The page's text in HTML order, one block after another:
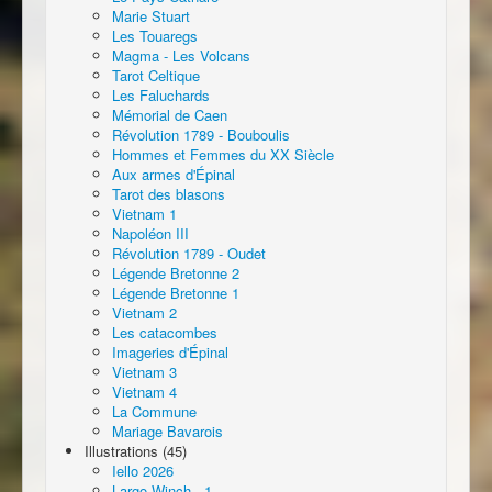
Marie Stuart
Les Touaregs
Magma - Les Volcans
Tarot Celtique
Les Faluchards
Mémorial de Caen
Révolution 1789 - Bouboulis
Hommes et Femmes du XX Siècle
Aux armes d'Épinal
Tarot des blasons
Vietnam 1
Napoléon III
Révolution 1789 - Oudet
Légende Bretonne 2
Légende Bretonne 1
Vietnam 2
Les catacombes
Imageries d'Épinal
Vietnam 3
Vietnam 4
La Commune
Mariage Bavarois
Illustrations (45)
Iello 2026